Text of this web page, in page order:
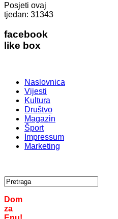
Posjeti ovaj
tjedan: 31343
facebook
like box
Naslovnica
Vijesti
Kultura
Društvo
Magazin
Šport
Impressum
Marketing
Dom
za